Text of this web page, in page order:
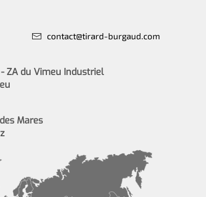
contact@tirard-burgaud.com
ZA du Vimeu Industriel
Mares